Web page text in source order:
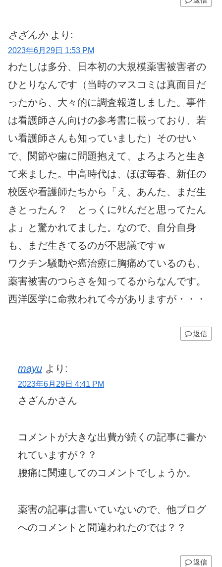
さざんか より:
2023年6月29日 1:53 PM
わたしは多分、日本初の大規模薬害被害者の
ひとりなんです（当時のマスコミは真面目だ
ったから、大々的に調査報道しました。事件
は看護師さん向けの参考書に載っており、若
い看護師さんも知っていました）そのせい
で、関節や歯に問題抱えて、よろよろと生き
て来ました。中高時代は、ほぼ毎春、新任の
校医や看護師たちから「え、あんた、まだ生
きとったん？ とっくにﾀﾋんだと思ってたん
よ」と驚かれてました。なので、自分自身
も、まだ生きてるのが不思議ですｗ
ワクチン騒動や癌治療に胸痛めているのも、
薬害被害のつらさを知ってるからなんです。
西洋医学に命救われて今がありますが・・・
返信
mayu より:
2023年6月29日 4:41 PM
さざんかさん
コメントが大きな出費が続くの記事に書か
れていますが？？
腰痛に関連してのコメントでしょうか。
薬害の記事は書いていないので、他ブログ
へのコメントと間違われたのでは？？
返信